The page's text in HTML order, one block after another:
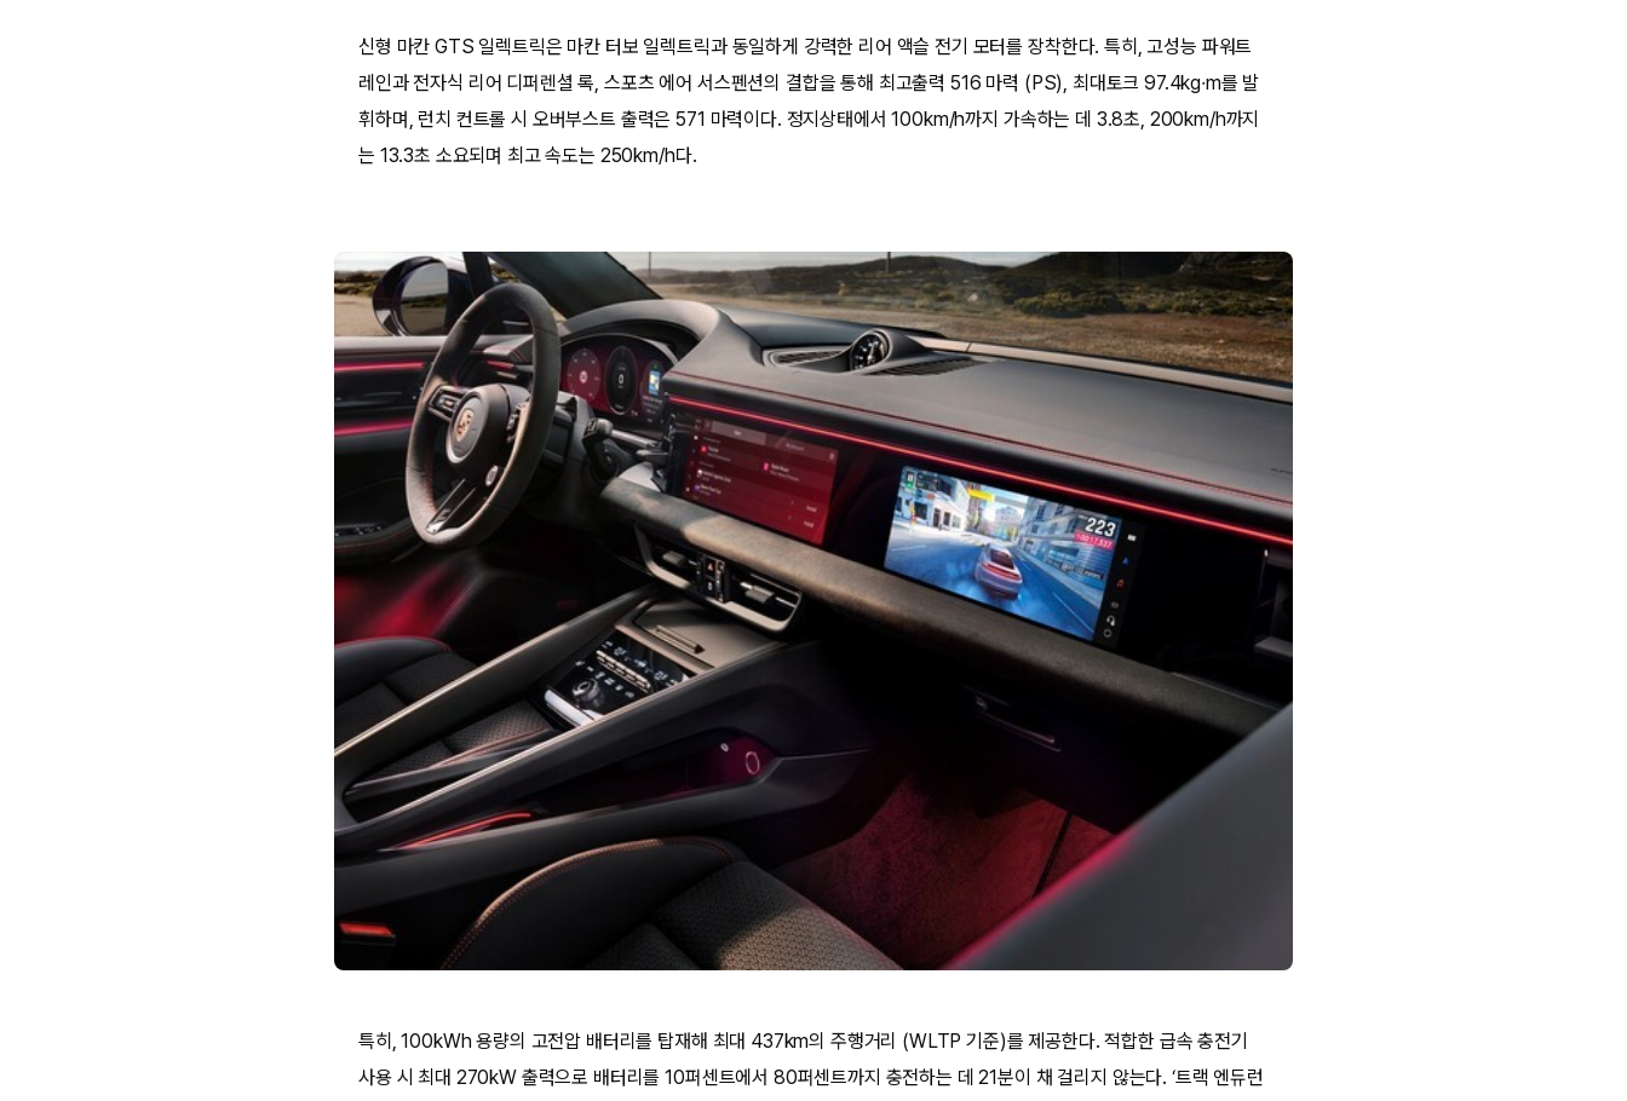
신형 마칸 GTS 일렉트릭은 마칸 터보 일렉트릭과 동일하게 강력한 리어 액슬 전기 모터를 장착한다. 특히, 고성능 파워트
레인과 전자식 리어 디퍼렌셜 록, 스포츠 에어 서스펜션의 결합을 통해 최고출력 516 마력 (PS), 최대토크 97.4kg∙m를 발
휘하며, 런치 컨트롤 시 오버부스트 출력은 571 마력이다. 정지상태에서 100km/h까지 가속하는 데 3.8초, 200km/h까지
는 13.3초 소요되며 최고 속도는 250km/h다.
특히, 100kWh 용량의 고전압 배터리를 탑재해 최대 437km의 주행거리 (WLTP 기준)를 제공한다. 적합한 급속 충전기
사용 시 최대 270kW 출력으로 배터리를 10퍼센트에서 80퍼센트까지 충전하는 데 21분이 채 걸리지 않는다. ‘트랙 엔듀런